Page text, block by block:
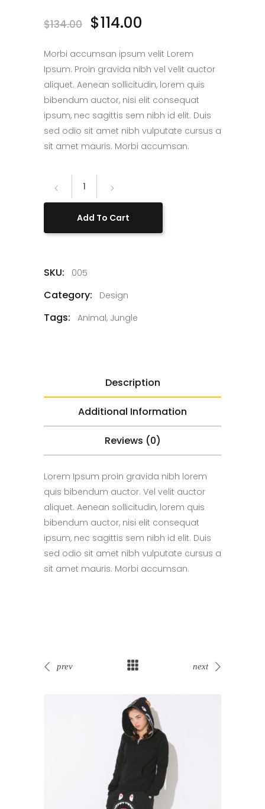
$134.00 $114.00
Morbi accumsan ipsum velit Lorem
Ipsum. Proin gravida nibh vel velit auctor
aliquet. Aenean sollicitudin, lorem quis
bibendum auctor, nisi elit consequat
ipsum, nec sagittis sem nibh id elit. Duis
sed odio sit amet nibh vulputate cursus a
sit amet mauris. Morbi accumsan.
quantity
Add To Cart
SKU: 005
Category: Design
Tags: Animal, Jungle
Description
Additional Information
Reviews (0)
Lorem Ipsum proin gravida nibh lorem
quis bibendum auctor. Vel velit auctor
aliquet. Aenean sollicitudin, lorem quis
bibendum auctor, nisi elit consequat
ipsum, nec sagittis sem nibh id elit. Duis
sed odio sit amet nibh vulputate cursus a
sit amet mauris. Morbi accumsan.
prev next